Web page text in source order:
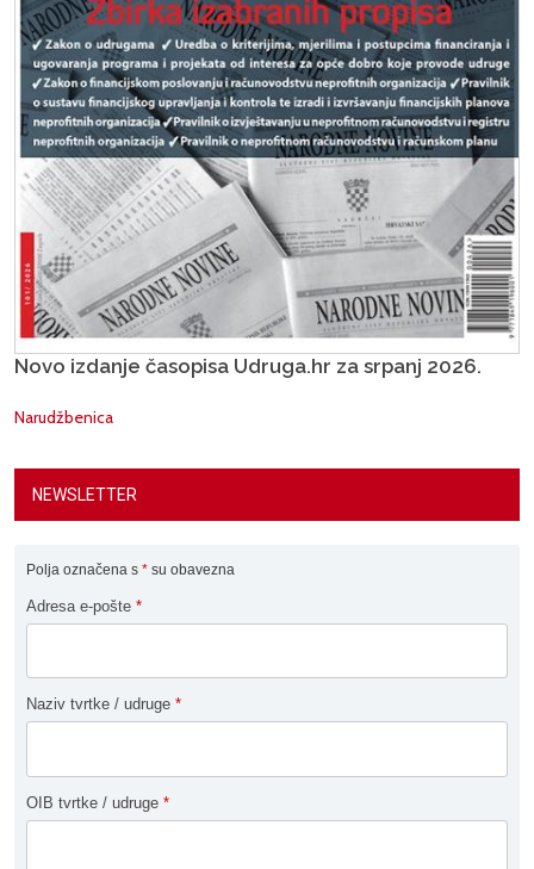
Novo izdanje časopisa Udruga.hr za srpanj 2026.
Narudžbenica
NEWSLETTER
Polja označena s * su obavezna
Adresa e-pošte *
Naziv tvrtke / udruge *
OIB tvrtke / udruge *